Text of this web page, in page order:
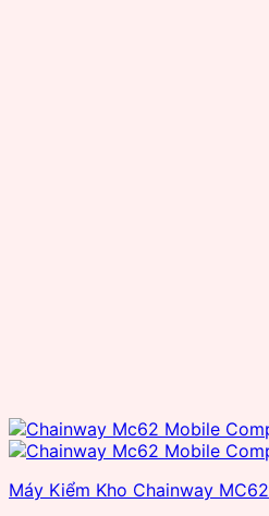
Máy Kiểm Kho Chainway MC62